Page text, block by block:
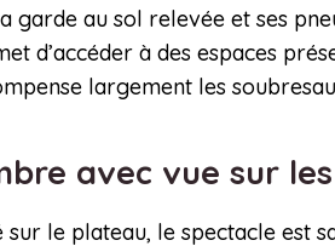
garde au sol relevée et ses
d’accéder à des espaces
largement les
avec vue sur
le plateau, le spectacle est